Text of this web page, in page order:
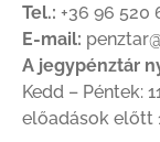
Tel.: +36 96 520
E-mail:
A jegypénztár
Kedd – Péntek:
előadások előtt